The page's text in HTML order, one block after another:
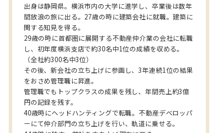
出身は静岡県。横浜市内の大学に進学し、卒業後は数年
間放浪の旅に出る。27歳の時に建築会社に就職。建築に
関する知見を得る。
29歳の時に首都圏に展開する不動産仲介業の会社に転職
し、初年度横浜支店で約30名中1位の成績を収める。
（全社約300名中3位）
その後、新会社の立ち上げに参画し、3年連続1位の結果
をおさめ管理職に昇進。
管理職でもトップクラスの成果を残し、年間売上約3億
円の記録を残す。
40歳時にヘッドハンティングで転職。不動産デベロッパ
ーにて仲介部門の立ち上げを行い、軌道に乗せる。